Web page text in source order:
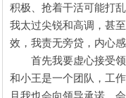
积极、抢着干活可能打
我太过尖锐和高调，甚
效，我责无旁贷，内心感
首先我要虚心接受领
和小王是一个团队，工
且我也会向领导承诺，